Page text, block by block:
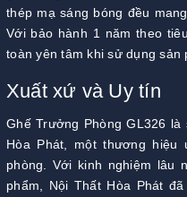
thép mạ sáng bóng đều
Với bảo hành 1 năm theo
toàn yên tâm khi sử dụng sản
Xuất xứ và Uy tín
Ghế Trưởng Phòng GL326
Hòa Phát, một thương
phòng. Với kinh nghiệm lâu
phẩm, Nội Thất Hòa Phát